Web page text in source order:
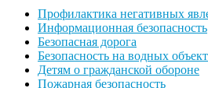
Профилактика негативных
Информационная безопасность
Безопасная дорога
Безопасность на водных
Детям о гражданской обороне
Пожарная безопасность